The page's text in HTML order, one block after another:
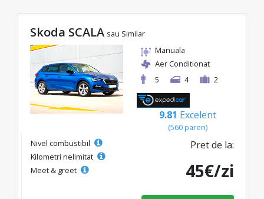
ideal din categoria selectată, cu prețuri
avantajoase ce pornesc de la doar 25€/zi.
Skoda SCALA sau Similar
Manuala
Aer Conditionat
5
4 2
9.81 Excelent
(560 pareri)
Nivel combustibil
Kilometri nelimitat
Meet & greet
Pret de la:
45€/zi